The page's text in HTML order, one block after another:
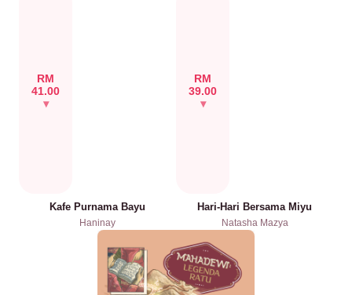
RM
41.00
Kafe Purnama Bayu
Haninay
RM
39.00
Hari-Hari Bersama Miyu
Natasha Mazya